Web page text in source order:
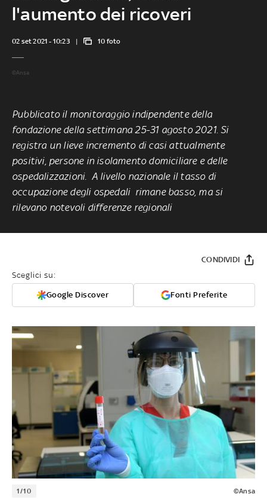
l'aumento dei ricoveri
02 set 2021 - 10:23 10 foto
©Ansa
Pubblicato il monitoraggio indipendente della
fondazione della settimana 25-31 agosto 2021. Si
registra un lieve incrementodi casi attualmente
positivi, persone in isolamento domiciliare e delle
ospedalizzazioni. A livello nazionale il tasso di
occupazione degli ospedali rimane basso, ma si
rilevano notevoli differenze regionali
Sceglici su:
Google Discover Fonti Preferite
CONDIVIDI
1/10 ©Ansa